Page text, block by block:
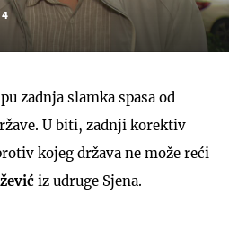
4
zadnja slamka spasa od
U biti, zadnji korektiv
kojeg država ne može reći
iz udruge Sjena.